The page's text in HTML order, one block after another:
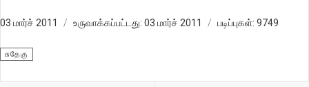
03 மார்ச் 2011 உருவாக்கப்பட்டது: 03 மார்ச் 2011 படிப்புகள்: 9749
சுதேகு